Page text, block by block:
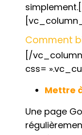
Comment
[/
css=
Mettre
Une page